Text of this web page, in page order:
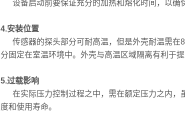
设备启动前要保证充分的加热和熔化时间，以确
4.安装位置
传感器的探头部分可耐高温，但是外壳耐温需在
分固定在室温环境中。外壳与高温区域隔离有利于
5.过载影响
在实际压力控制过程之中，需在额定压力之内，
度和使用寿命。